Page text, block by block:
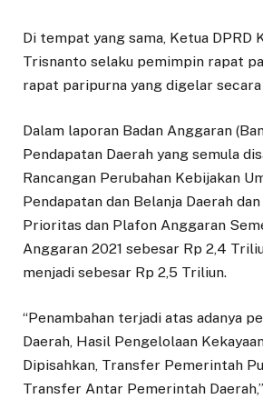
Di tempat yang sama, Ketua DPRD
Trisnanto selaku pemimpin rapat
rapat paripurna yang digelar
Dalam laporan Badan Anggaran
Pendapatan Daerah yang semula
Rancangan Perubahan Kebijakan
Pendapatan dan Belanja Daerah
Prioritas dan Plafon Anggaran
Anggaran 2021 sebesar Rp 2,4
menjadi sebesar Rp 2,5 Triliun.
“Penambahan terjadi atas adanya
Daerah, Hasil Pengelolaan
Dipisahkan, Transfer Pemerintah
Transfer Antar Pemerintah